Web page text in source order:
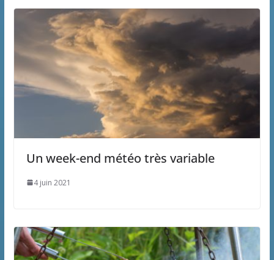
Un week-end météo très variable
4 juin 2021